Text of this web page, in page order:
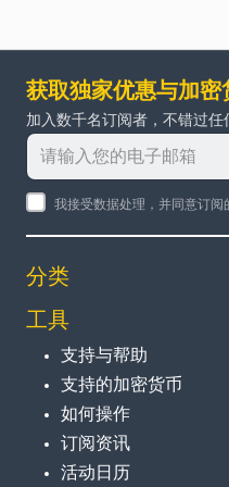
获取独家优惠与加密
加入数千名订阅者，不错过任
我接受数据处理，并同意订阅
分类
工具
支持与帮助
支持的加密货币
如何操作
订阅资讯
活动日历